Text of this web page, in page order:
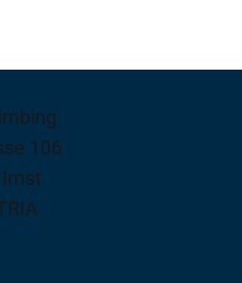
106